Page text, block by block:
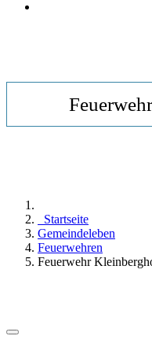
Startseite
Gemeindeleben
Feuerwehren
Feuerwehr